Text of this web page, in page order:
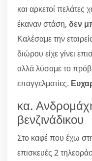
και αρκετοί πελάτες
έκαναν στάση, δεν
Καλέσαμε την
διώρου είχε γίνει
αλλά λύσαμε το
επαγγελματίες.
κα.
βενζινάδικου
Στο καφέ που έχω
επισκευές 2